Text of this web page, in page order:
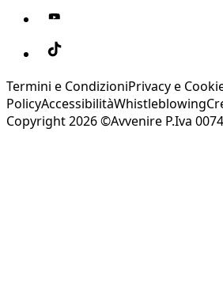
Termini e CondizioniPrivacy e
PolicyAccessibilitàWhistleblowing
Copyright 2026 ©Avvenire P.Iva